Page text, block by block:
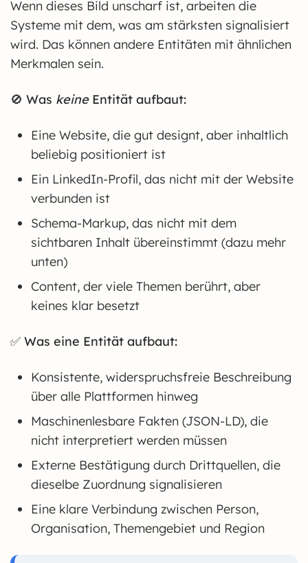
Wenn dieses Bild unscharf ist, arbeiten die
Systeme mit dem, was am stärksten signalisiert
wird. Das können andere Entitäten mit ähnlichen
Merkmalen sein.
🚫 Was keineEntität aufbaut:
Eine Website, die gut designt, aber inhaltlich
beliebig positioniert ist
Ein LinkedIn-Profil, das nicht mit der Website
verbunden ist
Schema-Markup, das nicht mit dem
sichtbaren Inhalt übereinstimmt (dazu mehr
unten)
Content, der viele Themen berührt, aber
keines klar besetzt
✅ Was eine Entität aufbaut:
Konsistente, widerspruchsfreie Beschreibung
über alle Plattformen hinweg
Maschinenlesbare Fakten (JSON-LD), die
nicht interpretiert werden müssen
Externe Bestätigung durch Drittquellen, die
dieselbe Zuordnung signalisieren
Eine klare Verbindung zwischen Person,
Organisation, Themengebiet und Region